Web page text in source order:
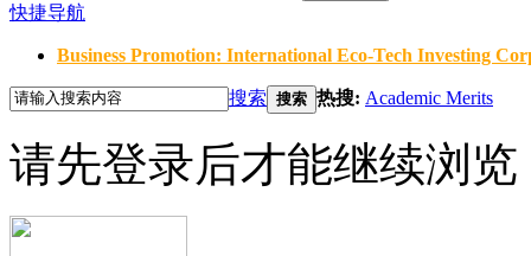
快捷导航
Business Promotion: International Eco-Tech Investing
搜索 搜索 热搜: Academic Merits
请先登录后才能继续浏览